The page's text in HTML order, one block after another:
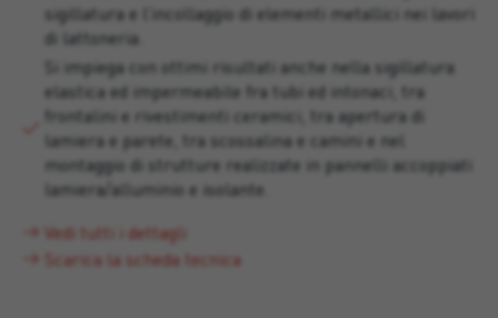
sigillatura e l’incollaggio di elementi metallici nei lavori
di lattoneria.
Si impiega con ottimi risultati anche nella sigillatura
elastica ed impermeabile fra tubi ed intonaci, tra
frontalini e rivestimenti ceramici, tra apertura di
lamiera e parete, tra scossalina e camini e nel
montaggio di strutture realizzate in pannelli accoppiati
lamiera/alluminio e isolante.
Vedi tutti i dettagli
Scarica la scheda tecnica